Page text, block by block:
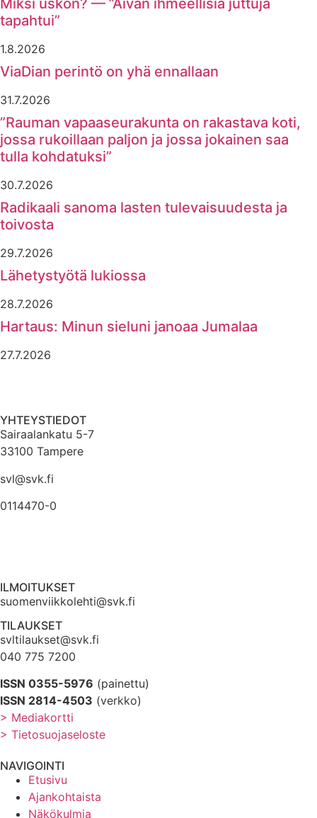
Miksi uskon? — ”Aivan ihmeellisiä juttuja
tapahtui”
1.8.2026
ViaDian perintö on yhä ennallaan
31.7.2026
”Rauman vapaaseurakunta on rakastava koti,
jossa rukoillaan paljon ja jossa jokainen saa
tulla kohdatuksi”
30.7.2026
Radikaali sanoma lasten tulevaisuudesta ja
toivosta
29.7.2026
Lähetystyötä lukiossa
28.7.2026
Hartaus: Minun sieluni janoaa Jumalaa
27.7.2026
YHTEYSTIEDOT
Sairaalankatu 5-7
33100 Tampere
svl@svk.fi
0114470-0
ILMOITUKSET
suomenviikkolehti@svk.fi
TILAUKSET
svltilaukset@svk.fi
040 775 7200
ISSN 0355-5976 (painettu)
ISSN 2814-4503 (verkko)
> Mediakortti
> Tietosuojaseloste
NAVIGOINTI
Etusivu
Ajankohtaista
Näkökulmia